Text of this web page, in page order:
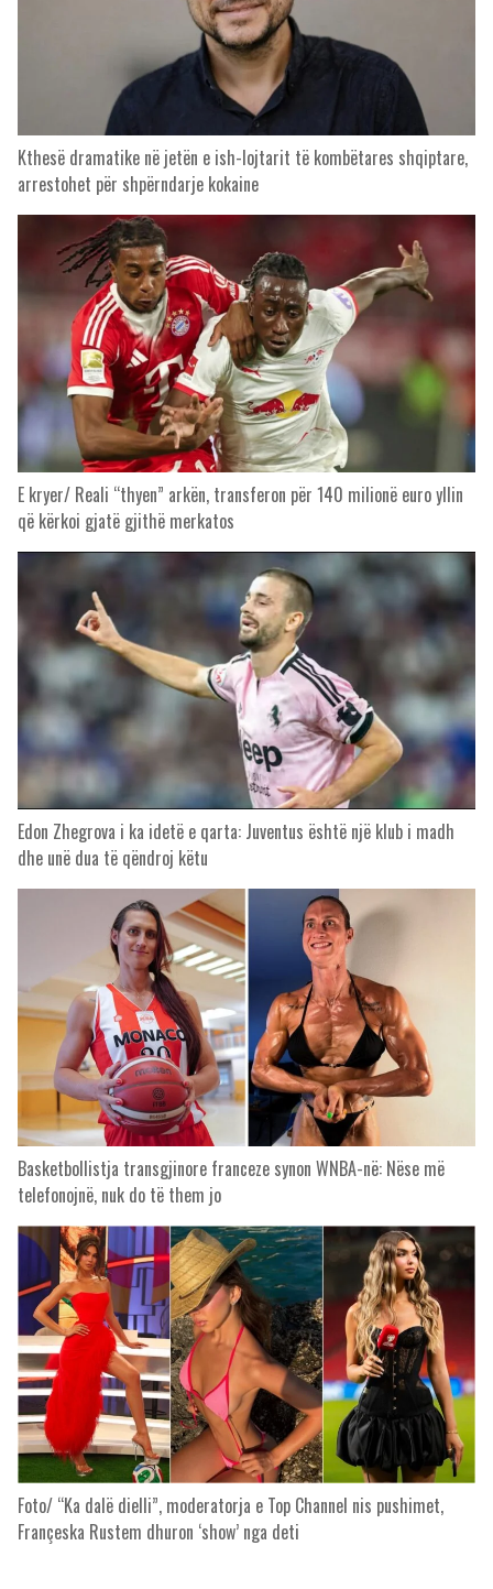
Kthesë dramatike në jetën e ish-lojtarit të kombëtares shqiptare,
arrestohet për shpërndarje kokaine
E kryer/ Reali “thyen” arkën, transferon për 140 milionë euro yllin
që kërkoi gjatë gjithë merkatos
Edon Zhegrova i ka idetë e qarta: Juventus është një klub i madh
dhe unë dua të qëndroj këtu
Basketbollistja transgjinore franceze synon WNBA-në: Nëse më
telefonojnë, nuk do të them jo
Foto/ “Ka dalë dielli”, moderatorja e Top Channel nis pushimet,
Françeska Rustem dhuron ‘show’ nga deti